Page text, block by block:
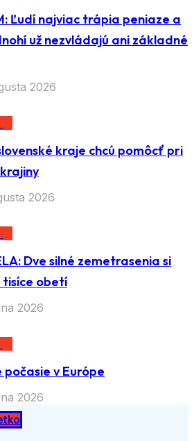
Ľudí najviac trápia peniaze a
už nezvládajú ani základné
2026
kraje chcú pomôcť pri
2026
Dve silné zemetrasenia si
tisíce obetí
2026
počasie v Európe
2026